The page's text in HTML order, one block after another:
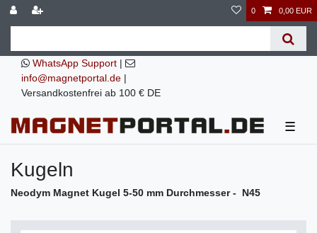
0 0,00 EUR
WhatsApp Support |
info@magnetportal.de |
Versandkostenfrei ab 100 € DE
☰
Kugeln
Neodym Magnet Kugel 5-50 mm Durchmesser - N45